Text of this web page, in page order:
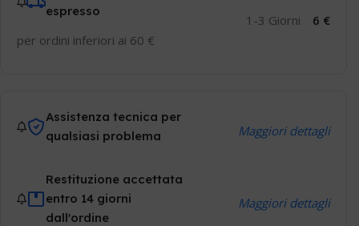
espresso
per ordini inferiori ai 60 €
1-3 Giorni 6 €
Assistenza tecnica per
qualsiasi problema
Maggiori dettagli
Restituzione accettata
entro 14 giorni
dall'ordine
Maggiori dettagli